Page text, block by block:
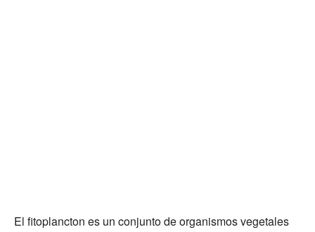
El fitoplancton es un conjunto de organismos vegetales